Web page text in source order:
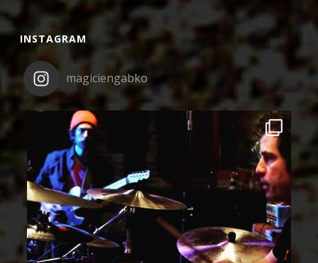
INSTAGRAM
magiciengabko